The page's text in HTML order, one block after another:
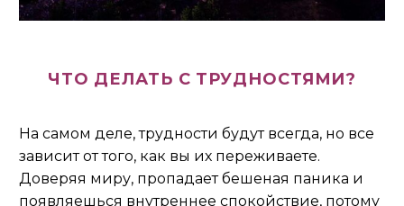
ЧТО ДЕЛАТЬ С ТРУДНОСТЯМИ?
На самом деле, трудности будут всегда, но все
зависит от того, как вы их переживаете.
Доверяя миру, пропадает бешеная паника и
появляешься внутреннее спокойствие, потому